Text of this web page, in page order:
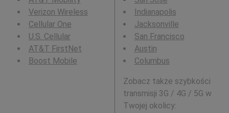
Verizon Wireless
Cellular One
U.S. Cellular
AT&T FirstNet
Boost Mobile
Indianapolis
Jacksonville
San Francisco
Austin
Columbus
Zobacz także szybkości
transmisji 3G / 4G / 5G w
Twojej okolicy: